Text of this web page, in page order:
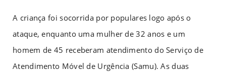
A criança foi socorrida por populares logo após o
ataque, enquanto uma mulher de 32 anos e um
homem de 45 receberam atendimento do Serviço de
Atendimento Móvel de Urgência (Samu). As duas